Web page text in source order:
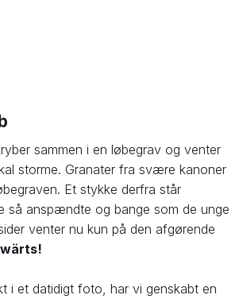
sammen i en løbegrav og venter
storme. Granater fra svære kanoner
Et stykke derfra står
så anspændte og bange som de unge
venter nu kun på den afgørende
i et datidigt foto, har vi genskabt en